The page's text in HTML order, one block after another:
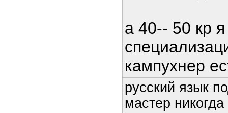
а 40-- 50 кр
кампухнер
русский язык
мастер